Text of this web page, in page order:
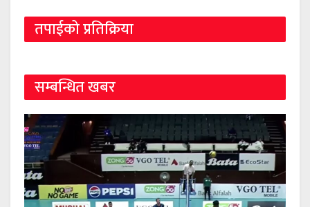
तपाईको प्रतिक्रिया
सम्बन्धित खबर